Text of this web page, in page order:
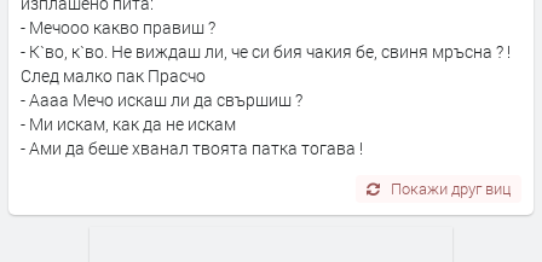
- Мечооо какво правиш ?
- К`во, к`во. Не виждаш ли, че си бия чакия бе, свиня мръсна ? !
След малко пак Прасчо
- Аааа Мечо искаш ли да свършиш ?
- Ми искам, как да не искам
- Ами да беше хванал твоята патка тогава !
Покажи друг виц